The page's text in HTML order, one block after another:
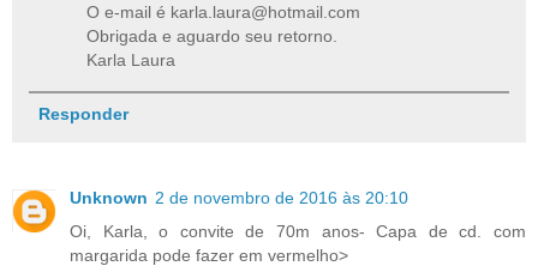
O e-mail é karla.laura@hotmail.com
Obrigada e aguardo seu retorno.
Karla Laura
Responder
Unknown 2 de novembro de 2016 às 20:10
Oi, Karla, o convite de 70m anos- Capa de cd. com
margarida pode fazer em vermelho>